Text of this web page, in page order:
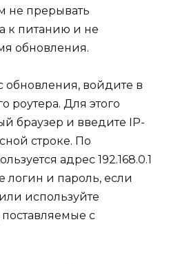
не прерывать
к питанию и не
обновления.
обновления, войдите в
роутера. Для этого
браузер и введите IP-
строке. По
адрес 192.168.0.1
логин и пароль, если
используйте
с